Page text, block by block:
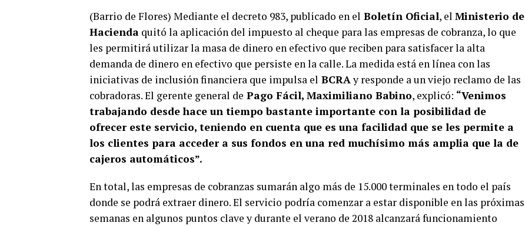
(Barrio de Flores) Mediante el decreto 983, publicado en el Boletín Oficial, el Ministerio de
Hacienda quitó la aplicación del impuesto al cheque para las empresas de cobranza, lo que
les permitirá utilizar la masa de dinero en efectivo que reciben para satisfacer la alta
demanda de dinero en efectivo que persiste en la calle. La medida está en línea con las
iniciativas de inclusión financiera que impulsa el BCRAy responde a un viejo reclamo de las
cobradoras. El gerente general de Pago Fácil, Maximiliano Babino, explicó: “Venimos
trabajando desde hace un tiempo bastante importante con la posibilidad de
ofrecer este servicio, teniendo en cuenta que es una facilidad que se les permite a
los clientes para acceder a sus fondos en una red muchísimo más amplia que la de
cajeros automáticos”.
En total, las empresas de cobranzas sumarán algo más de 15.000 terminales en todo el país
donde se podrá extraer dinero. El servicio podría comenzar a estar disponible en las próximas
semanas en algunos puntos clave y durante el verano de 2018 alcanzará funcionamiento